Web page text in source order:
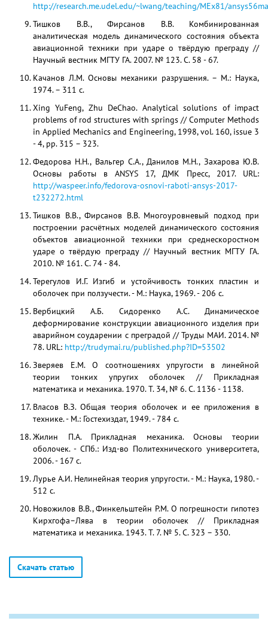
http://research.me.udel.edu/~lwang/teaching/MEx81/
Тишков В.В., Фирсанов В.В. Комбинированная
аналитическая модель динамического состояния объекта
авиационной техники при ударе о твёрдую преграду //
Научный вестник МГТУ ГА. 2007. № 123. С. 58 - 67.
Качанов Л.М. Основы механики разрушения. – М.: Наука,
1974. – 311 с.
Xing YuFeng, Zhu DeChao. Analytical solutions of impact
problems of rod structures with springs // Computer Methods
in Applied Mechanics and Engineering, 1998, vol. 160, issue 3
- 4, pp. 315 – 323.
Федорова Н.Н., Вальгер С.А., Данилов М.Н., Захарова Ю.В.
Основы работы в ANSYS 17, ДМК Пресс, 2017. URL:
http://waspeer.info/fedorova-osnovi-raboti-ansys-2017-
t232272.html
Тишков В.В., Фирсанов В.В. Многоуровневый подход при
построении расчётных моделей динамического состояния
объектов авиационной техники при среднескоростном
ударе о твёрдую преграду // Научный вестник МГТУ ГА.
2010. № 161. С. 74 - 84.
Терегулов И.Г. Изгиб и устойчивость тонких пластин и
оболочек при ползучести. - М.: Наука, 1969. - 206 с.
Вербицкий А.Б. Сидоренко А.С. Динамическое
деформирование конструкции авиационного изделия при
аварийном соударении с преградой // Труды МАИ. 2014. №
78. URL: http://trudymai.ru/published.php?ID=53502
Зверяев Е.М. О соотношениях упругости в линейной
теории тонких упругих оболочек // Прикладная
математика и механика. 1970. Т. 34, № 6. С. 1136 - 1138.
Власов В.З. Общая теория оболочек и ее приложения в
технике. - М.: Гостехиздат, 1949. - 784 с.
Жилин П.А. Прикладная механика. Основы теории
оболочек. - СПб.: Изд-во Политехнического университета,
2006. - 167 с.
Лурье А.И. Нелинейная теория упругости. - М.: Наука, 1980. -
512 с.
Новожилов В.В., Финкельштейн Р.М. О погрешности гипотез
Кирхгофа–Лява в теории оболочек // Прикладная
математика и механика. 1943. Т. 7. № 5. С. 323 – 330.
Скачать статью